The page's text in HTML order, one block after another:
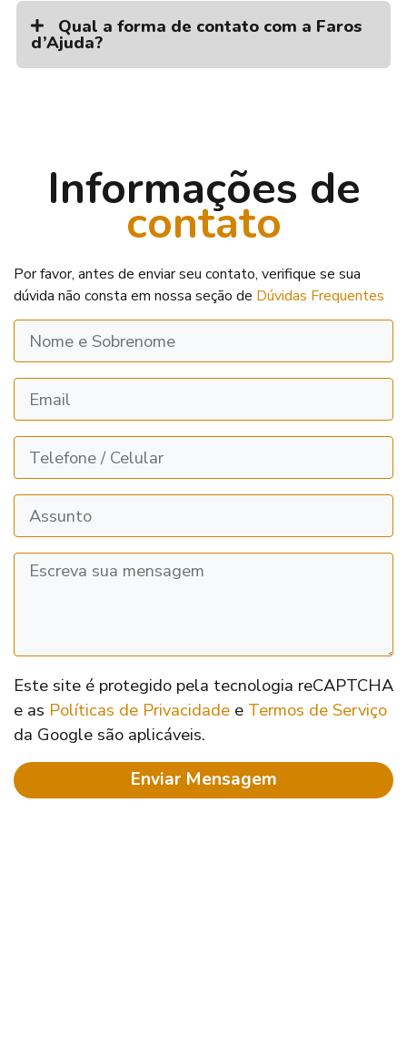
Qual a forma de contato com a Faros
d’Ajuda?
Informações de
contato
Por favor, antes de enviar seu contato, verifique se sua
dúvida não consta em nossa seção de Dúvidas Frequentes
Este site é protegido pela tecnologia reCAPTCHA
e as Políticas de Privacidade e Termos de Serviço
da Google são aplicáveis.
Enviar Mensagem